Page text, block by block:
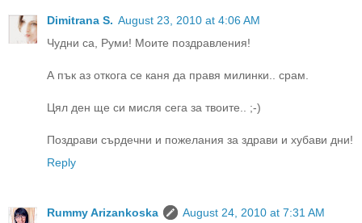
Dimitrana S. August 23, 2010 at 4:06 AM
Чудни са, Руми! Моите поздравления!
А пък аз откога се каня да правя милинки.. срам.
Цял ден ще си мисля сега за твоите.. ;-)
Поздрави сърдечни и пожелания за здрави и хубави дни!
Reply
Rummy Arizankoska
August 24, 2010 at 7:31 AM